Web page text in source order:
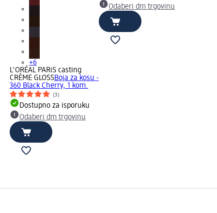
+6
L'ORÉAL PARiS casting
CRÈME GLOSSBoja za kosu -
360 Black Cherry, 1 kom.
(3)
Dostupno za isporuku
Odaberi dm trgovinu
Odaberi dm trgovinu